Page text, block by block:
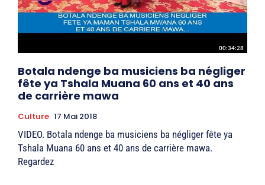
00:34:28
Botala ndenge ba musiciens ba négliger
fête ya Tshala Muana 60 ans et 40 ans
de carrière mawa
Culture 17 Mai 2018
VIDEO. Botala ndenge ba musiciens ba négliger fête ya
Tshala Muana 60 ans et 40 ans de carrière mawa.
Regardez